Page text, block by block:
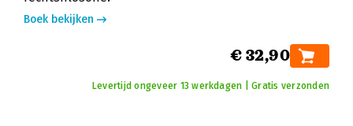
Boek bekijken
€ 32,90
Levertijd ongeveer 13 werkdagen | Gratis verzonden